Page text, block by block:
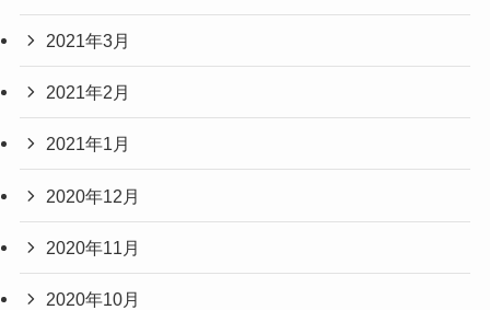
2021年3月
2021年2月
2021年1月
2020年12月
2020年11月
2020年10月